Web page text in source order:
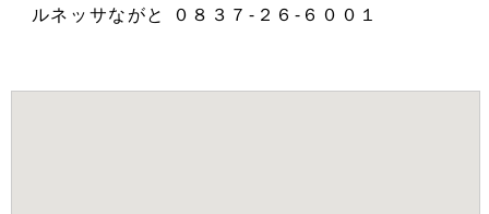
ルネッサながと ０８３７‐２６‐６００１